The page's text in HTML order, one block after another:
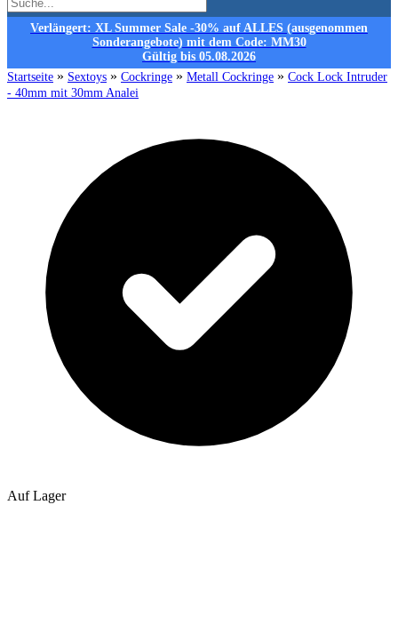
Verlängert: XL Summer Sale -30% auf ALLES (ausgenommen
Sonderangebote) mit dem Code: MM30
Gültig bis 05.08.2026
Startseite » Sextoys » Cockringe » Metall Cockringe » Cock Lock Intruder
- 40mm mit 30mm Analei
Auf Lager